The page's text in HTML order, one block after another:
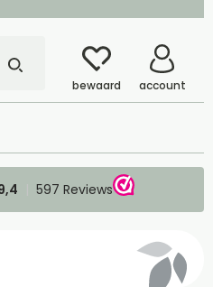
bewaard account